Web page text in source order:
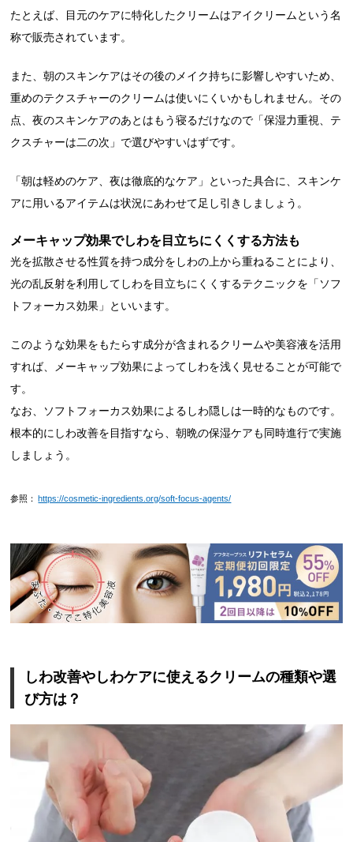
たとえば、目元のケアに特化したクリームはアイクリームという名
称で販売されています。
また、朝のスキンケアはその後のメイク持ちに影響しやすいため、
重めのテクスチャーのクリームは使いにくいかもしれません。その
点、夜のスキンケアのあとはもう寝るだけなので「保湿力重視、テ
クスチャーは二の次」で選びやすいはずです。
「朝は軽めのケア、夜は徹底的なケア」といった具合に、スキンケ
アに用いるアイテムは状況にあわせて足し引きしましょう。
メーキャップ効果でしわを目立ちにくくする方法も
光を拡散させる性質を持つ成分をしわの上から重ねることにより、
光の乱反射を利用してしわを目立ちにくくするテクニックを「ソフ
トフォーカス効果」といいます。
このような効果をもたらす成分が含まれるクリームや美容液を活用
すれば、メーキャップ効果によってしわを浅く見せることが可能で
す。
なお、ソフトフォーカス効果によるしわ隠しは一時的なものです。
根本的にしわ改善を目指すなら、朝晩の保湿ケアも同時進行で実施
しましょう。
参照： https://cosmetic-ingredients.org/soft-focus-agents/
しわ改善やしわケアに使えるクリームの種類や選
び方は？